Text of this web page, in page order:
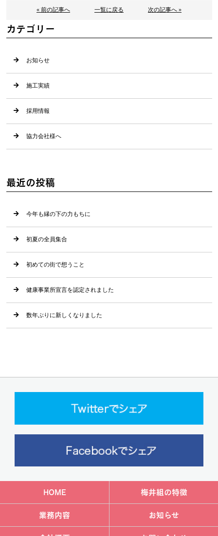
« 前の記事へ 一覧に戻る 次の記事へ »
カテゴリー
お知らせ
施工実績
採用情報
協力会社様へ
最近の投稿
今年も縁の下の力もちに
初夏の全員集合
初めての街で想うこと
健康事業所宣言を認定されました
数年ぶりに新しくなりました
HOME 梅井組の特徴
業務内容 お知らせ